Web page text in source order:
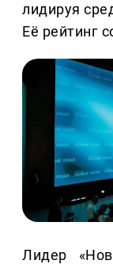
лидируя
Её рейтинг
Лидер